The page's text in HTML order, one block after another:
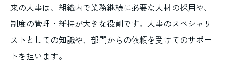
来の人事は、組織内で業務継続に必要な人材の採用や、
制度の管理・維持が大きな役割です。人事のスペシャリ
ストとしての知識や、部門からの依頼を受けてのサポー
トを担います。